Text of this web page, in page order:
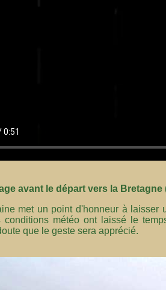
avant le départ vers la Bretagne
met un point d'honneur à
conditions météo ont laissé le
que le geste sera apprécié.